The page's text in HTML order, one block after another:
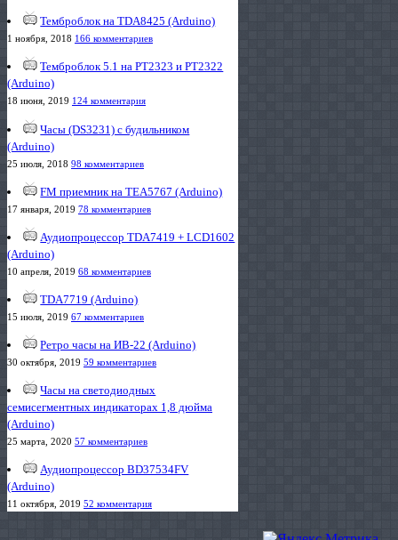
Темброблок на TDA8425 (Arduino)
1 ноября, 2018 166 комментариев
Темброблок 5.1 на PT2323 и PT2322
(Arduino)
18 июня, 2019 124 комментария
Часы (DS3231) с будильником
(Arduino)
25 июля, 2018 98 комментариев
FM приемник на TEA5767 (Arduino)
17 января, 2019 78 комментариев
Аудиопроцессор TDA7419 + LCD1602
(Arduino)
10 апреля, 2019 68 комментариев
TDA7719 (Arduino)
15 июля, 2019 67 комментариев
Ретро часы на ИВ-22 (Arduino)
30 октября, 2019 59 комментариев
Часы на светодиодных
семисегментных индикаторах 1,8 дюйма
(Arduino)
25 марта, 2020 57 комментариев
Аудиопроцессор BD37534FV
(Arduino)
11 октября, 2019 52 комментария